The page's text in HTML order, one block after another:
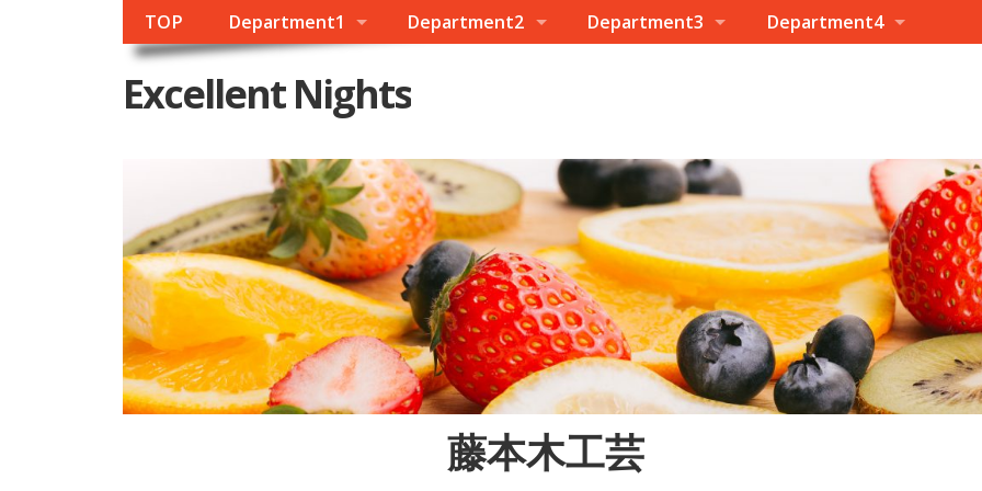
TOP Department1 Department2 Department3 Department4
Excellent Nights
藤本木工芸